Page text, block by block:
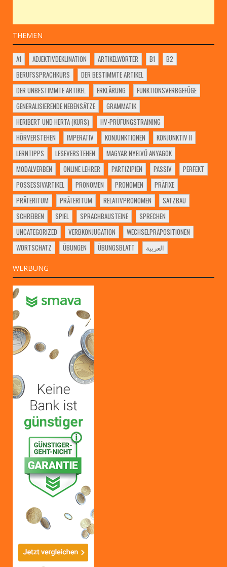
THEMEN
A1 ADJEKTIVDEKLINATION ARTIKELWÖRTER B1
B2
BERUFSSPRACHKURS
DER BESTIMMTE ARTIKEL
DER UNBESTIMMTE ARTIKEL
ERKLÄRUNG
FUNKTIONSVERBGEFÜGE
GENERALISIERENDE NEBENSÄTZE
GRAMMATIK
HERIBERT UND HERTA (KURS)
HV-PRÜFUNGSTRAINING
HÖRVERSTEHEN
IMPERATIV KONJUNKTIONEN
KONJUNKTIV II
LERNTIPPS
LESEVERSTEHEN
MAGYAR NYELVŰ ANYAGOK
MODALVERBEN
ONLINE LEHRER PARTIZIPIEN PASSIV
PERFEKT
POSSESSIVARTIKEL
PRONOMEN PRONOMEN
PRÄFIXE
PRÄTERITUM
PRÄTERITUM RELATIVPRONOMEN
SATZBAU
SCHREIBEN
SPIEL SPRACHBAUSTEINE
SPRECHEN
UNCATEGORIZED
VERBKONJUGATION
WECHSELPRÄPOSITIONEN
WORTSCHATZ
ÜBUNGEN ÜBUNGSBLATT العربية
WERBUNG